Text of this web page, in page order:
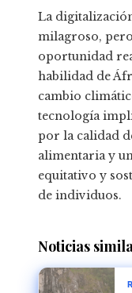
La
milagroso,
oportunidad
habilidad de
cambio
tecnología
por la calidad
alimentaria y
equitativo y
de individuos.
Noticias